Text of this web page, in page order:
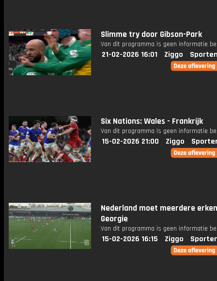
Slimme try door Gibson-Park
Van dit programma is geen informatie
21-02-2026 16:01 Ziggo
Six Nations: Wales - Frankrijk
Van dit programma is geen informatie
15-02-2026 21:00 Ziggo
Nederland moet meerdere
Georgie
Van dit programma is geen informatie
15-02-2026 16:15 Ziggo